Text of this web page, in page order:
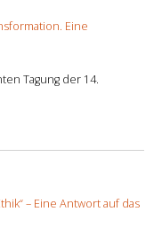
Eine
Tagung der 14.
– Eine Antwort auf das